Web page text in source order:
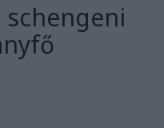
schengeni